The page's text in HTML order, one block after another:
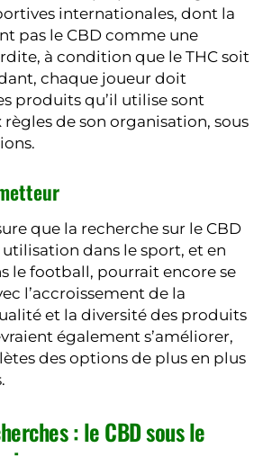
internationales, dont la
pas le CBD comme une
à condition que le THC soit
chaque joueur doit
produits qu’il utilise sont
de son organisation, sous
que la recherche sur le CBD
utilisation dans le sport, et en
le football, pourrait encore se
l’accroissement de la
et la diversité des produits
également s’améliorer,
des options de plus en plus
: le CBD sous le